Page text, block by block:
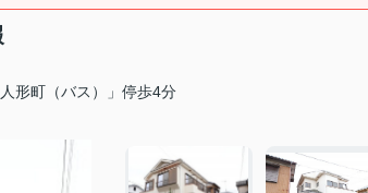
形町（バス）」停歩4分